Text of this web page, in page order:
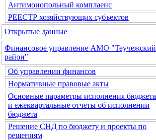
Антимонопольный комплаенс
РЕЕСТР хозяйствующих субъектов
Открытые данные
Финансовое управление АМО "Теучежский
район"
Об управлении финансов
Нормативные правовые акты
Основные параметры исполнения бюджета
и ежеквартальные отчеты об исполнении
бюджета
Решение СНД по бюджету и проекты по
решениям